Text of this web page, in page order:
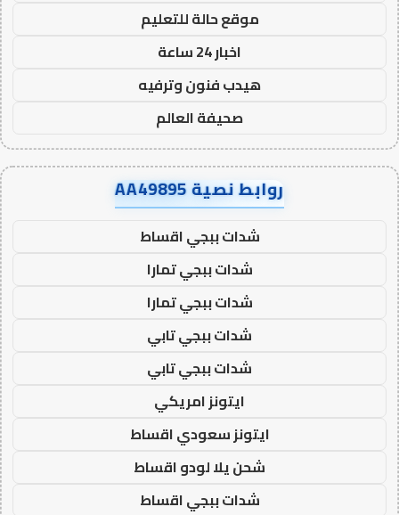
موقع حالة للتعليم
اخبار 24 ساعة
هيدب فنون وترفيه
صحيفة العالم
روابط نصية AA49895
شدات ببجي اقساط
شدات ببجي تمارا
شدات ببجي تمارا
شدات ببجي تابي
شدات ببجي تابي
ايتونز امريكي
ايتونز سعودي اقساط
شحن يلا لودو اقساط
شدات ببجي اقساط